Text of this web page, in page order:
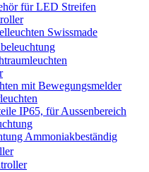
für LED Streifen
Swissmade
mit Bewegungsmelder
IP65, für Aussenbereich
Ammoniakbeständig